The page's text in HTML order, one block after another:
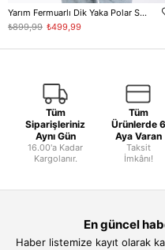
Yarım Fermuarlı Dik Yaka Polar Sweatshirt - Antrasit
₺499,99
₺899,99
Tüm
Siparişleriniz
Aynı Gün
16.00'a Kadar
Kargolanır.
Tüm
Ürünlerde 6
Aya Varan
Taksit
İmkânı!
En güncel
Haber listemize kayıt olarak